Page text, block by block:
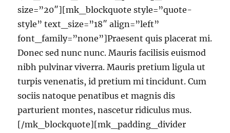
size=”20″][mk_blockquote style=”quote-
style” text_size=”18″ align=”left”
font_family=”none”]Praesent quis placerat mi.
Donec sed nunc nunc. Mauris facilisis euismod
nibh pulvinar viverra. Mauris pretium ligula ut
turpis venenatis, id pretium mi tincidunt. Cum
sociis natoque penatibus et magnis dis
parturient montes, nascetur ridiculus mus.
[/mk_blockquote][mk_padding_divider